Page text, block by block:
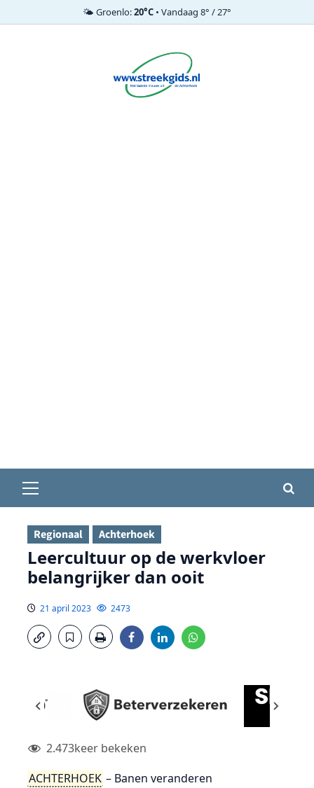
🌤️ Groenlo:20°C • Vandaag 8° / 27°
menu
Regionaal Achterhoek
Leercultuur op de werkvloer
belangrijker dan ooit
21 april 2023 2473
2.473keer bekeken
ACHTERHOEK – Banen veranderen